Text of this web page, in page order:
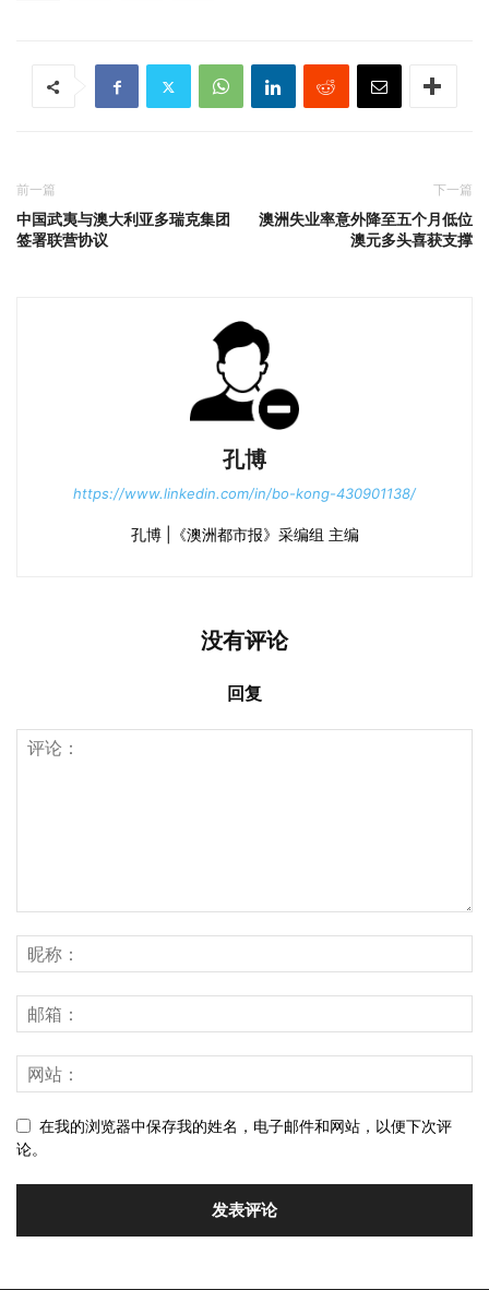
前一篇
中国武夷与澳大利亚多瑞克集团
签署联营协议
下一篇
澳洲失业率意外降至五个月低位
澳元多头喜获支撑
孔博
https://www.linkedin.com/in/bo-kong-430901138/
孔博 |《澳洲都市报》采编组 主编
没有评论
回复
在我的浏览器中保存我的姓名，电子邮件和网站，以便下次评
论。